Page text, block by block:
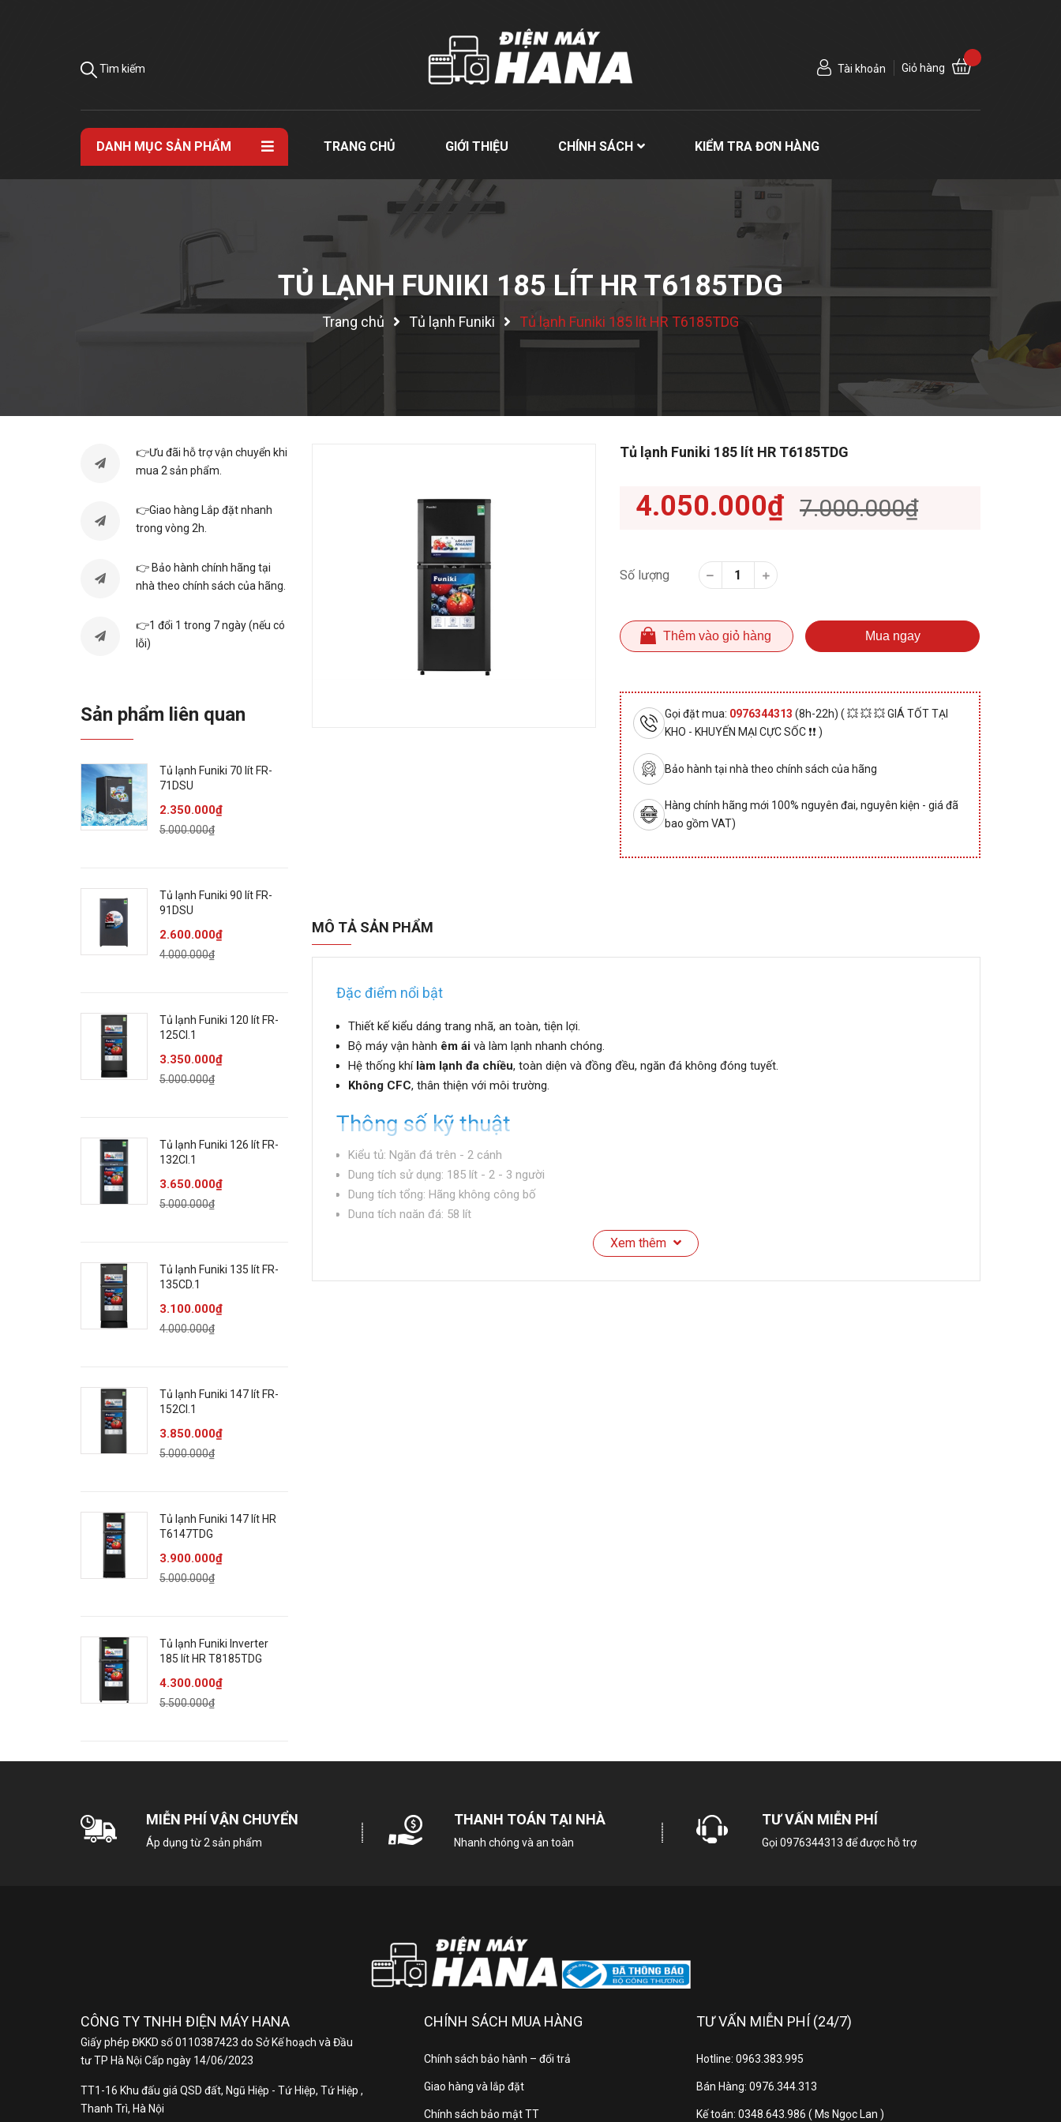
Tìm kiếm Tài khoản Giỏ hàng
DANH MỤC SẢN PHẨM TRANG CHỦ GIỚI THIỆU CHÍNH SÁCH KIỂM TRA ĐƠN HÀNG
TỦ LẠNH FUNIKI 185 LÍT HR T6185TDG
Trang chủ Tủ lạnh Funiki Tủ lạnh Funiki 185 lít HR T6185TDG
Tủ lạnh Funiki 185 lít HR T6185TDG
4.050.000₫ 7.000.000₫
Số lượng
Thêm vào giỏ hàng Mua ngay
Gọi đặt mua: 0976344313 (8h-22h) ( 💥 💥 💥 GIÁ TỐT TẠI
KHO - KHUYẾN MẠI CỰC SỐC ❗❗ )
Bảo hành tại nhà theo chính sách của hãng
Hàng chính hãng mới 100% nguyên đai, nguyên kiện - giá đã
bao gồm VAT)
MÔ TẢ SẢN PHẨM
Đặc điểm nổi bật
Thiết kế kiểu dáng trang nhã, an toàn, tiện lợi.
Bộ máy vận hành êm áivà làm lạnh nhanh chóng.
Hệ thống khí làm lạnh đa chiều, toàn diện và đồng đều, ngăn đá không đóng tuyết.
Không CFC, thân thiện với môi trường.
Thông số kỹ thuật
Kiểu tủ: Ngăn đá trên - 2 cánh
Dung tích sử dụng: 185 lít - 2 - 3 người
Dung tích tổng: Hãng không công bố
Dung tích ngăn đá: 58 lít
phẩm. Với khả năng chống ẩm, chống mốc, kháng khuẩn, và dễ vệ sinh, giúp bảo quản thực phẩm của bạn một cách an
toàn và hiệu quả.
Xem thêm
👉Ưu đãi hỗ trợ vận chuyển khi
mua 2 sản phẩm.
👉Giao hàng Lắp đặt nhanh
trong vòng 2h.
👉 Bảo hành chính hãng tại
nhà theo chính sách của hãng.
👉1 đổi 1 trong 7 ngày (nếu có
lỗi)
Sản phẩm liên quan
Tủ lạnh Funiki 70 lít FR-
71DSU
2.350.000₫
5.000.000₫
Tủ lạnh Funiki 90 lít FR-
91DSU
2.600.000₫
4.000.000₫
Tủ lạnh Funiki 120 lít FR-
125CI.1
3.350.000₫
5.000.000₫
Tủ lạnh Funiki 126 lít FR-
132CI.1
3.650.000₫
5.000.000₫
Tủ lạnh Funiki 135 lít FR-
135CD.1
3.100.000₫
4.000.000₫
Tủ lạnh Funiki 147 lít FR-
152CI.1
3.850.000₫
5.000.000₫
Tủ lạnh Funiki 147 lít HR
T6147TDG
3.900.000₫
5.000.000₫
Tủ lạnh Funiki Inverter
185 lít HR T8185TDG
4.300.000₫
5.500.000₫
MIỄN PHÍ VẬN CHUYỂN
Áp dụng từ 2 sản phẩm
THANH TOÁN TẠI NHÀ
Nhanh chóng và an toàn
TƯ VẤN MIỄN PHÍ
Gọi 0976344313 để được hỗ trợ
CÔNG TY TNHH ĐIỆN MÁY HANA
Giấy phép ĐKKD số 0110387423 do Sở Kế hoạch và Đầu
tư TP Hà Nội Cấp ngày 14/06/2023
TT1-16 Khu đấu giá QSD đất, Ngũ Hiệp - Tứ Hiệp, Tứ Hiệp ,
Thanh Trì, Hà Nội
CHÍNH SÁCH MUA HÀNG
Chính sách bảo hành – đổi trả
Giao hàng và lắp đặt
Chính sách bảo mật TT
TƯ VẤN MIỄN PHÍ (24/7)
Hotline: 0963.383.995
Bán Hàng: 0976.344.313
Kế toán: 0348.643.986 ( Ms Ngọc Lan )